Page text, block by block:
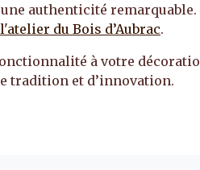
authenticité
l'atelier du Bois d’Aubrac.
à votre
tradition et d’innovation.